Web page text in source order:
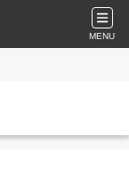
MENU